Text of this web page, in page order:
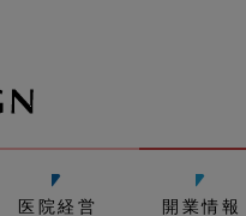
医院経営 開業情報